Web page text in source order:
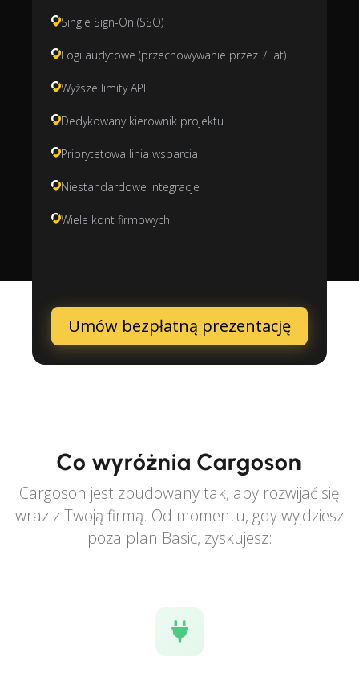
Single Sign-On (SSO)
Logi audytowe (przechowywanie przez 7 lat)
Wyższe limity API
Dedykowany kierownik projektu
Priorytetowa linia wsparcia
Niestandardowe integracje
Wiele kont firmowych
Umów bezpłatną prezentację
Co wyróżnia Cargoson
Cargoson jest zbudowany tak, aby rozwijać się
wraz z Twoją firmą. Od momentu, gdy wyjdziesz
poza plan Basic, zyskujesz: